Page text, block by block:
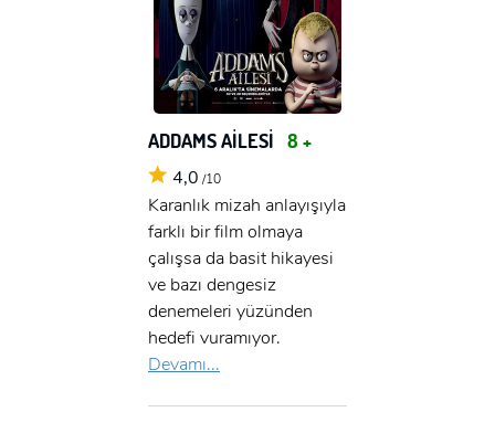
ADDAMS AİLESİ 8 +
4,0 /10
Karanlık mizah anlayışıyla
farklı bir film olmaya
çalışsa da basit hikayesi
ve bazı dengesiz
denemeleri yüzünden
hedefi vuramıyor.
Devamı...